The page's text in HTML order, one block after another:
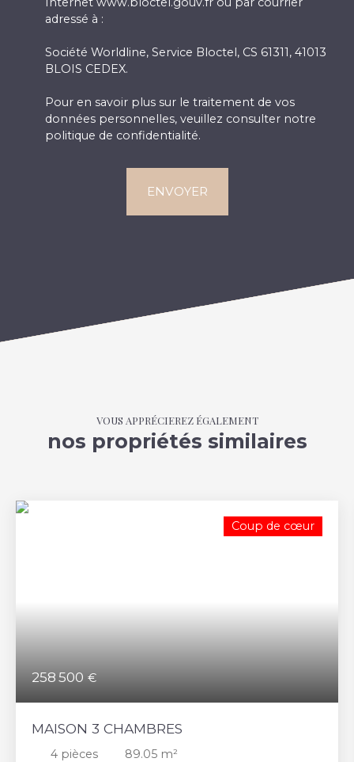
adressé à :
Société Worldline, Service Bloctel, CS 61311, 41013
BLOIS CEDEX.
Pour en savoir plus sur le traitement de vos
données personnelles, veuillez consulter notre
politique de confidentialité.
ENVOYER
VOUS APPRÉCIEREZ ÉGALEMENT
nos propriétés similaires
258 500 €
Coup de cœur
MAISON 3 CHAMBRES
4 pièces 89.05 m²